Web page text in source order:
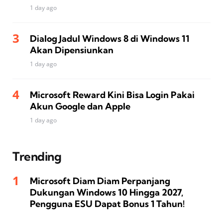
1 day ago
Dialog Jadul Windows 8 di Windows 11
Akan Dipensiunkan
1 day ago
Microsoft Reward Kini Bisa Login Pakai
Akun Google dan Apple
1 day ago
Trending
Microsoft Diam Diam Perpanjang
Dukungan Windows 10 Hingga 2027,
Pengguna ESU Dapat Bonus 1 Tahun!